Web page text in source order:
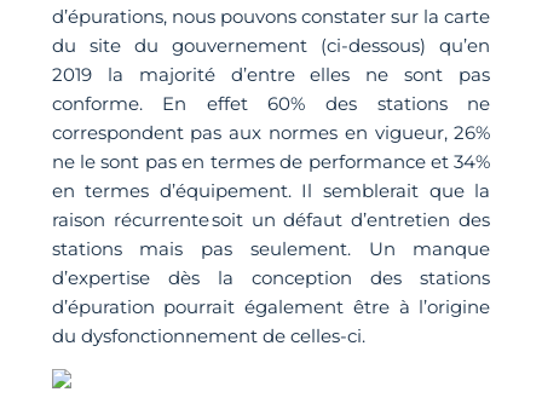
d’épurations, nous pouvons constater sur la carte
du site du gouvernement (ci-dessous) qu’en
2019 la majorité d’entre elles ne sont pas
conforme. En effet 60% des stations ne
correspondent pas aux normes en vigueur, 26%
ne le sont pas en termes de performance et 34%
en termes d’équipement. Il semblerait que la
raison récurrente soit un défaut d’entretien des
stations mais pas seulement. Un manque
d’expertise dès la conception des stations
d’épuration pourrait également être à l’origine
du dysfonctionnement de celles-ci.